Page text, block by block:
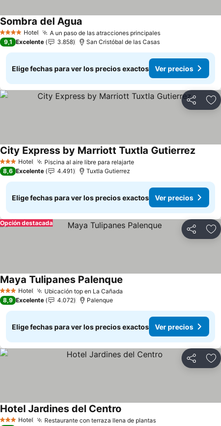
4 EstrellasHotel A un paso de las atracciones principales
Sombra del Agua
9,1 Excelente 3.858 San Cristóbal de las Casas
Elige fechas para ver los precios exactos Ver precios
Compartir
3 Estrellas
Hotel Piscina al aire libre para relajarte
City Express by Marriott Tuxtla Gutierrez
8,6 Excelente 4.491 Tuxtla Gutierrez
Elige fechas para ver los precios exactos Ver precios
Compartir
Opción destacada
3 Estrellas
Hotel Ubicación top en La Cañada
Maya Tulipanes Palenque
8,9 Excelente 4.072 Palenque
Elige fechas para ver los precios exactos Ver precios
Compartir
3 Estrellas
Hotel Restaurante con terraza llena de plantas
Hotel Jardines del Centro